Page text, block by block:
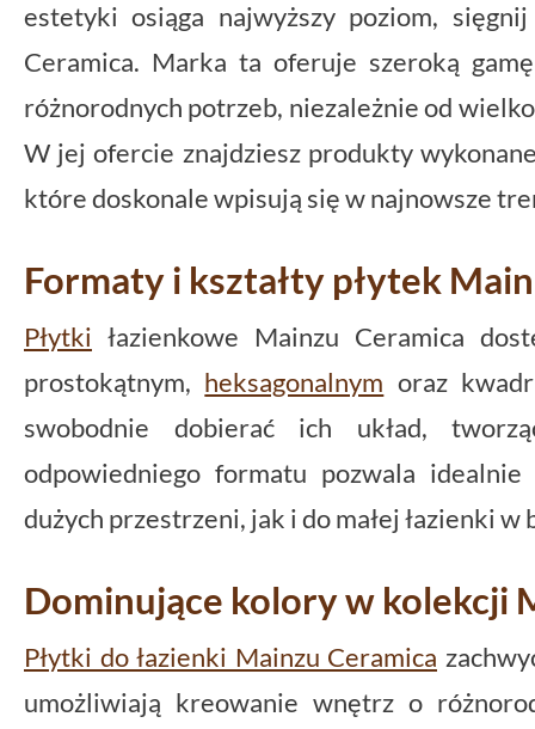
estetyki osiąga najwyższy poziom,
Ceramica. Marka ta oferuje szeroką
różnorodnych potrzeb, niezależnie od
W jej ofercie znajdziesz produkty
które doskonale wpisują się w najnowsze
Formaty i kształty płytek
Płytki łazienkowe Mainzu Ceramica
prostokątnym, heksagonalnym oraz
swobodnie dobierać ich układ,
odpowiedniego formatu pozwala
dużych przestrzeni, jak i do małej łazienki
Dominujące kolory w kolekcji
Płytki do łazienki Mainzu Ceramica
umożliwiają kreowanie wnętrz o